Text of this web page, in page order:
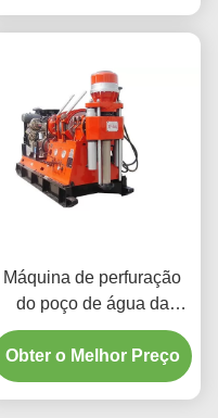
Máquina de perfuração
do poço de água da
construção da
engenharia
Obter o Melhor Preço